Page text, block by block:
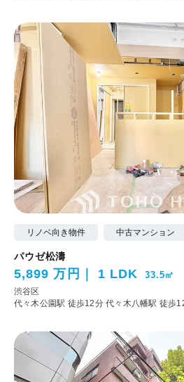
リノベ向き物件 中古マンション
パウゼ松濤
5,899 万円 1 LDK 33.5㎡
渋谷区
代々木公園駅 徒歩12分代々木八幡駅 徒歩